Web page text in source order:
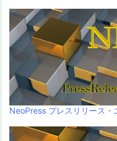
NeoPress プレスリリース